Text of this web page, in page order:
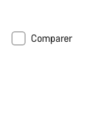
Comparer